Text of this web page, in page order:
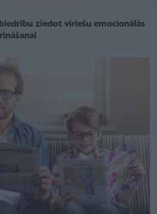
ziedot vīriešu emocionālās